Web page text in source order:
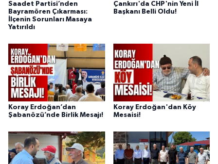
Saadet Partisi’nden
Bayramören Çıkarması:
İlçenin Sorunları Masaya
Yatırıldı
Çankırı'da CHP'nin Yeni İl
Başkanı Belli Oldu!
Koray Erdoğan’dan
Şabanözü’nde Birlik Mesajı!
Koray Erdoğan'dan Köy
Mesaisi!